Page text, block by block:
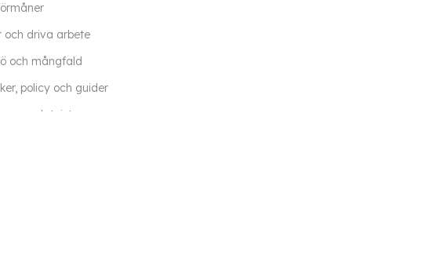
och driva arbete
och mångfald
policy och guider
och tvister